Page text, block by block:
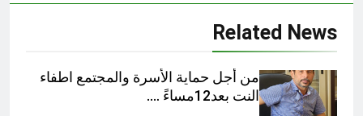
Related News
من أجل حماية الأسرة والمجتمع اطفاء
النت بعد12مساءً ….